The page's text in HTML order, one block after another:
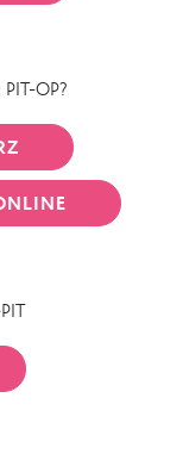
PIT-OP?